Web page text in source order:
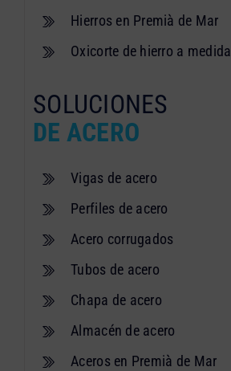
Hierros en Premià de Mar
Oxicorte de hierro a medida
SOLUCIONES
DE ACERO
Vigas de acero
Perfiles de acero
Acero corrugados
Tubos de acero
Chapa de acero
Almacén de acero
Aceros en Premià de Mar